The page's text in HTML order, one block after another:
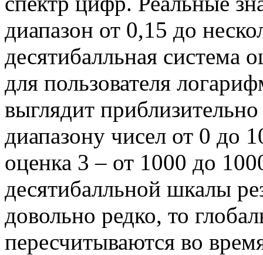
диапазон от 0,15 до
десятибалльная система
для пользователя
выглядит приблизительно
диапазону чисел от 0 до
оценка 3 – от 1000 до
десятибалльной шкалы
довольно редко, то
пересчитываются во